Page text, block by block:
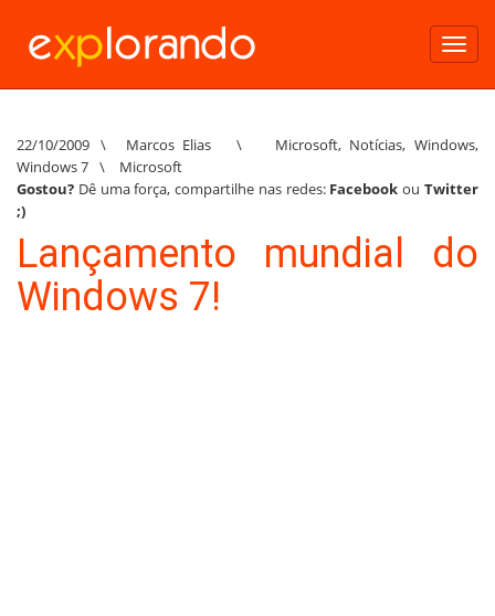
22/10/2009 \ Marcos Elias \ Microsoft, Notícias,Windows,
Windows 7 \
Microsoft
Gostou? Dê uma força, compartilhe nas redes: Facebook ouTwitter
;)
Lançamento mundial do
Windows 7!